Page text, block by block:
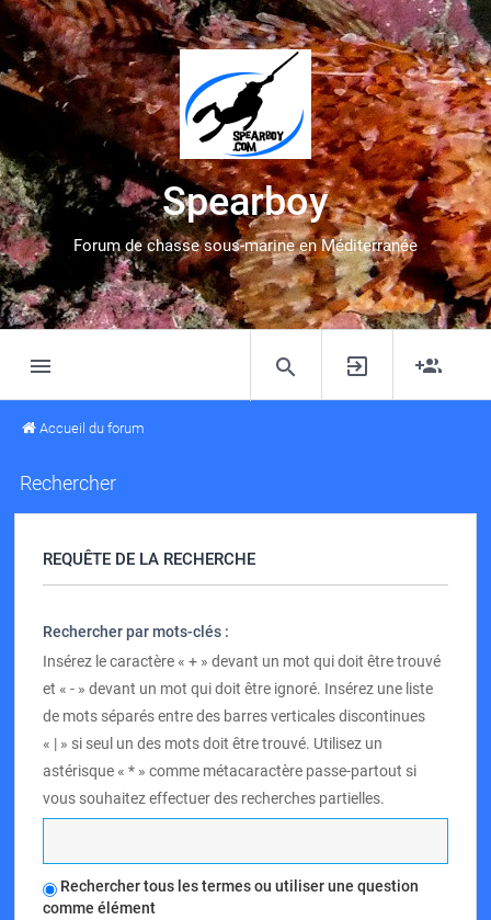
Spearboy
Forum de chasse sous-marine en Méditerranée
Accueil du forum
Rechercher
REQUÊTE DE LA RECHERCHE
Rechercher par mots-clés :
Insérez le caractère « + » devant un mot qui doit être trouvé
et « - » devant un mot qui doit être ignoré. Insérez une liste
de mots séparés entre des barres verticales discontinues
« | » si seul un des mots doit être trouvé. Utilisez un
astérisque « * » comme métacaractère passe-partout si
vous souhaitez effectuer des recherches partielles.
Rechercher tous les termes ou utiliser une question
comme élément